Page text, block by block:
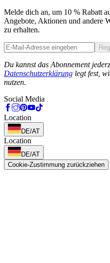
Melde dich an, um 10 % Rabatt
Angebote, Aktionen und andere
zu erhalten.
Du kannst das Abonnement
Datenschutzerklärung legt fest,
nutzen.
Social Media
Location
DE/AT
Location
DE/AT
Cookie-Zustimmung zurückziehen